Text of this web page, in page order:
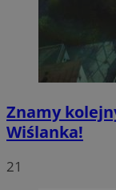
Znamy
Wiślanka!
21